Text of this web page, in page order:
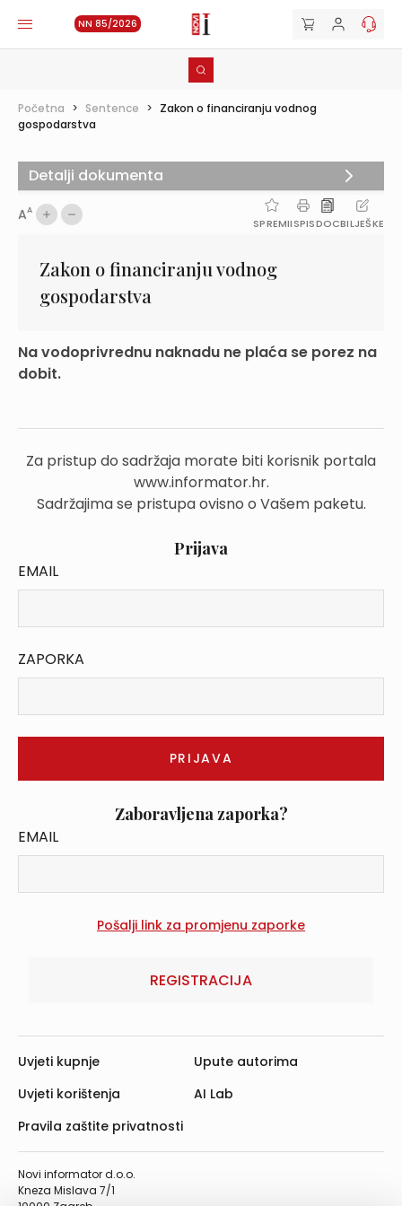
NN 85/2026
Početna > Sentence > Zakon o financiranju vodnog
gospodarstva
AA
SPREMIISPISDOCBILJEŠKE
Zakon o financiranju vodnog
gospodarstva
Na vodoprivrednu naknadu ne plaća se porez na
dobit.
Za pristup do sadržaja morate biti korisnik portala
www.informator.hr.
Sadržajima se pristupa ovisno o Vašem paketu.
Prijava
EMAIL
ZAPORKA
Zaboravljena zaporka?
EMAIL
REGISTRACIJA
Detalji dokumenta
Novi informator d.o.o.
Kneza Mislava 7/1
Uvjeti kupnje
Uvjeti korištenja
Pravila zaštite privatnosti
Upute autorima
AI Lab